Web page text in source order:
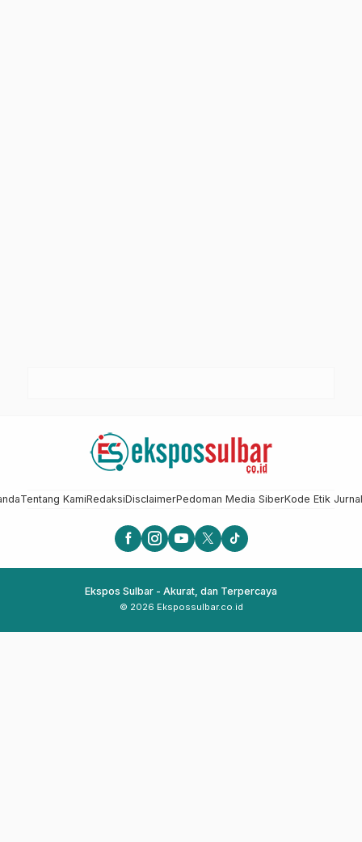
Tentang KamiRedaksiDisclaimerPedoman Media SiberKode Etik
Ekspos Sulbar - Akurat, dan Terpercaya
© 2026 Ekspossulbar.co.id